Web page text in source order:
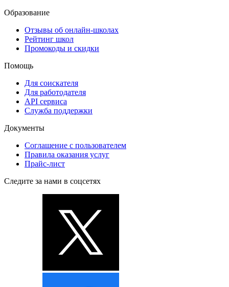
Образование
Отзывы об онлайн-школах
Рейтинг школ
Промокоды и скидки
Помощь
Для соискателя
Для работодателя
API сервиса
Служба поддержки
Документы
Соглашение с пользователем
Правила оказания услуг
Прайс-лист
Следите за нами в соцсетях